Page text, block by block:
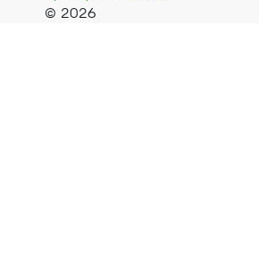
© 2026